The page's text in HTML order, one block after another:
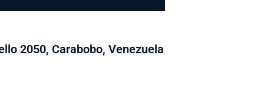
2050, Carabobo, Venezuela